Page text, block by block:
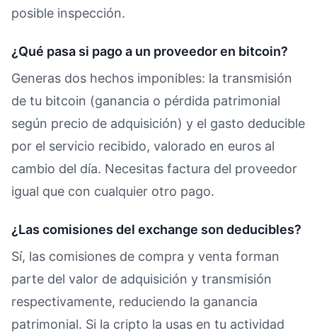
posible inspección.
¿Qué pasa si pago a un proveedor en bitcoin?
Generas dos hechos imponibles: la transmisión
de tu bitcoin (ganancia o pérdida patrimonial
según precio de adquisición) y el gasto deducible
por el servicio recibido, valorado en euros al
cambio del día. Necesitas factura del proveedor
igual que con cualquier otro pago.
¿Las comisiones del exchange son deducibles?
Sí, las comisiones de compra y venta forman
parte del valor de adquisición y transmisión
respectivamente, reduciendo la ganancia
patrimonial. Si la cripto la usas en tu actividad